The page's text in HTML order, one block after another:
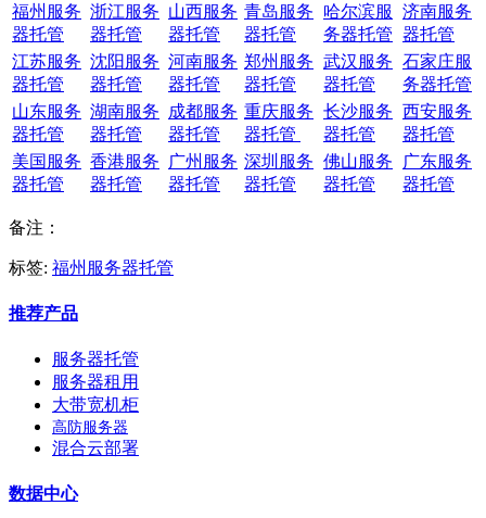
福州服务
器托管
浙江服务
器托管
山西服务
器托管
青岛服务
器托管
哈尔滨服
务器托管
济南服务
器托管
江苏服务
器托管
沈阳服务
器托管
河南服务
器托管
郑州服务
器托管
武汉服务
器托管
石家庄服
务器托管
山东服务
器托管
湖南服务
器托管
成都服务
器托管
重庆服务
器托管
长沙服务
器托管
西安服务
器托管
美国服务
器托管
香港服务
器托管
广州服务
器托管
深圳服务
器托管
佛山服务
器托管
广东服务
器托管
备注：
标签: 福州服务器托管
推荐产品
服务器托管
服务器租用
大带宽机柜
高防服务器
混合云部署
数据中心